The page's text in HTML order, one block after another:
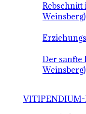
Rebschnitt
Weinsberg)
Der sanfte
Weinsberg)
VITIPENDIUM-